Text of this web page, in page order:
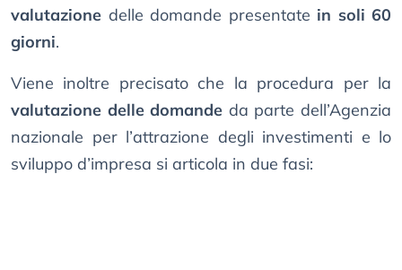
valutazione delle domande presentate in soli 60
giorni.
Viene inoltre precisato che la procedura per la
valutazione delle domande da parte dell’Agenzia
nazionale per l’attrazione degli investimenti e lo
sviluppo d’impresa si articola in due fasi: